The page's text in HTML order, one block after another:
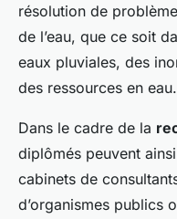
résolution de
de l’eau, que ce soit
eaux pluviales, des
des ressources en eau.
Dans le cadre de la
diplômés peuvent
cabinets de
d’organismes publics